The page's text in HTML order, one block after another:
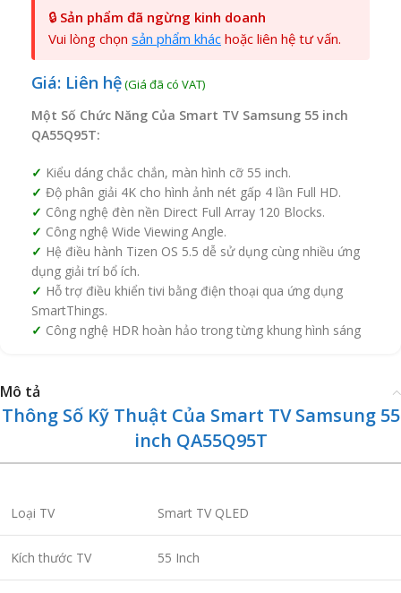
🔒 Sản phẩm đã ngừng kinh doanh
Vui lòng chọn sản phẩm khác hoặc liên hệ tư vấn.
Giá: Liên hệ
Một Số Chức Năng Của Smart TV Samsung 55 inch
QA55Q95T:
Kiểu dáng chắc chắn, màn hình cỡ 55 inch.
Độ phân giải 4K cho hình ảnh nét gấp 4 lần Full HD.
Công nghệ đèn nền Direct Full Array 120 Blocks.
Công nghệ Wide Viewing Angle.
Hệ điều hành Tizen OS 5.5 dễ sử dụng cùng nhiều ứng
dụng giải trí bổ ích.
Hỗ trợ điều khiển tivi bằng điện thoại qua ứng dụng
SmartThings.
Công nghệ HDR hoàn hảo trong từng khung hình sáng
Mô tả
Thông Số Kỹ Thuật Của Smart TV Samsung 55
inch QA55Q95T
Loại TV Smart TV QLED
Kích thước TV 55 Inch